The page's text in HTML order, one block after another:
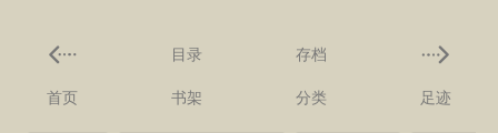
目录 存档
首页 书架 分类 足迹